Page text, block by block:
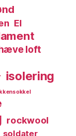
El
loft
isolering
rockwool
soldater